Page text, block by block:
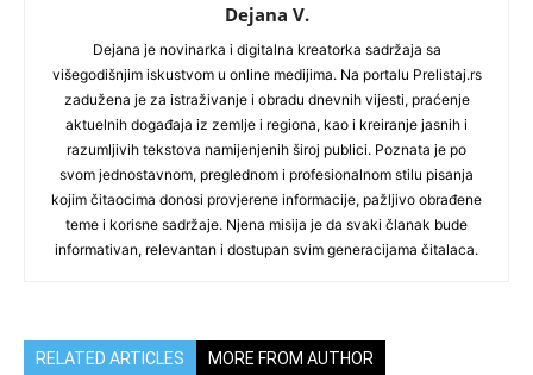
Dejana V.
Dejana je novinarka i digitalna kreatorka sadržaja sa
višegodišnjim iskustvom u online medijima. Na portalu Prelistaj.rs
zadužena je za istraživanje i obradu dnevnih vijesti, praćenje
aktuelnih događaja iz zemlje i regiona, kao i kreiranje jasnih i
razumljivih tekstova namijenjenih široj publici. Poznata je po
svom jednostavnom, preglednom i profesionalnom stilu pisanja
kojim čitaocima donosi provjerene informacije, pažljivo obrađene
teme i korisne sadržaje. Njena misija je da svaki članak bude
informativan, relevantan i dostupan svim generacijama čitalaca.
RELATED ARTICLES MORE FROM AUTHOR